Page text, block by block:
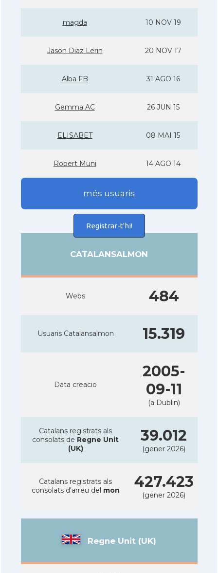
magda 10 NOV 19
Jason Diaz Lerin 20 NOV 17
Alba FB 31 AGO 16
Gemma AC 26 JUN 15
ELISABET 08 MAI 15
Robert Muni 14 AGO 14
més usuaris
Registrar-t'hi!
CATALANSALMON
Webs 484
Usuaris Catalansalmon 15.319
Data creacio
2005-
09-11
(a Dublin)
Catalans registrats als
consolats de Regne Unit
(UK)
39.012
(gener 2026)
Catalans registrats als
consolats d'arreu del mon 427.423
(gener 2026)
Regne Unit (UK)